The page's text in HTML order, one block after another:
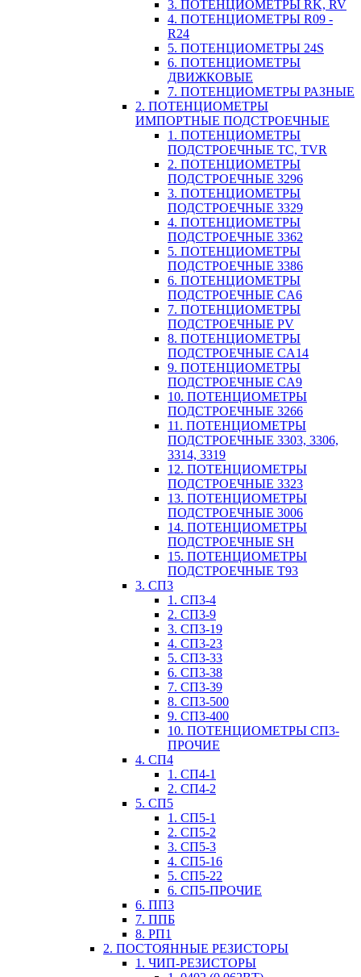
3. ПОТЕНЦИОМЕТРЫ RK, RV
4. ПОТЕНЦИОМЕТРЫ R09 -
R24
5. ПОТЕНЦИОМЕТРЫ 24S
6. ПОТЕНЦИОМЕТРЫ
ДВИЖКОВЫЕ
7. ПОТЕНЦИОМЕТРЫ РАЗНЫЕ
2. ПОТЕНЦИОМЕТРЫ
ИМПОРТНЫЕ ПОДСТРОЕЧНЫЕ
1. ПОТЕНЦИОМЕТРЫ
ПОДСТРОЕЧНЫЕ TC, TVR
2. ПОТЕНЦИОМЕТРЫ
ПОДСТРОЕЧНЫЕ 3296
3. ПОТЕНЦИОМЕТРЫ
ПОДСТРОЕЧНЫЕ 3329
4. ПОТЕНЦИОМЕТРЫ
ПОДСТРОЕЧНЫЕ 3362
5. ПОТЕНЦИОМЕТРЫ
ПОДСТРОЕЧНЫЕ 3386
6. ПОТЕНЦИОМЕТРЫ
ПОДСТРОЕЧНЫЕ CA6
7. ПОТЕНЦИОМЕТРЫ
ПОДСТРОЕЧНЫЕ PV
8. ПОТЕНЦИОМЕТРЫ
ПОДСТРОЕЧНЫЕ CA14
9. ПОТЕНЦИОМЕТРЫ
ПОДСТРОЕЧНЫЕ CA9
10. ПОТЕНЦИОМЕТРЫ
ПОДСТРОЕЧНЫЕ 3266
11. ПОТЕНЦИОМЕТРЫ
ПОДСТРОЕЧНЫЕ 3303, 3306,
3314, 3319
12. ПОТЕНЦИОМЕТРЫ
ПОДСТРОЕЧНЫЕ 3323
13. ПОТЕНЦИОМЕТРЫ
ПОДСТРОЕЧНЫЕ 3006
14. ПОТЕНЦИОМЕТРЫ
ПОДСТРОЕЧНЫЕ SH
15. ПОТЕНЦИОМЕТРЫ
ПОДСТРОЕЧНЫЕ Т93
3. СП3
1. СП3-4
2. СП3-9
3. СП3-19
4. СП3-23
5. СП3-33
6. СП3-38
7. СП3-39
8. СП3-500
9. СП3-400
10. ПОТЕНЦИОМЕТРЫ СП3-
ПРОЧИЕ
4. СП4
1. СП4-1
2. СП4-2
5. СП5
1. СП5-1
2. СП5-2
3. СП5-3
4. СП5-16
5. СП5-22
6. СП5-ПРОЧИЕ
6. ПП3
7. ППБ
8. РП1
2. ПОСТОЯННЫЕ РЕЗИСТОРЫ
1. ЧИП-РЕЗИСТОРЫ